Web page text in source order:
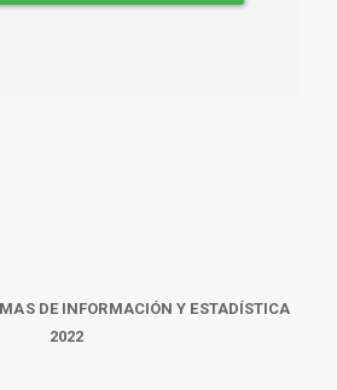
DE INFORMACIÓN Y ESTADÍSTICA
2022